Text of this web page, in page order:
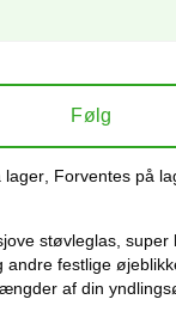
Følg
lager, Forventes på
støvleglas,
festlige
af din